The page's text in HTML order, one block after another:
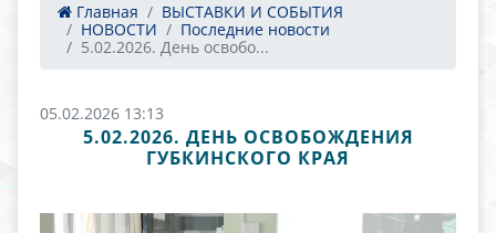
Главная
ВЫСТАВКИ И СОБЫТИЯ
НОВОСТИ
Последние новости
5.02.2026. День освобо...
05.02.2026 13:13
5.02.2026. ДЕНЬ ОСВОБОЖДЕНИЯ
ГУБКИНСКОГО КРАЯ